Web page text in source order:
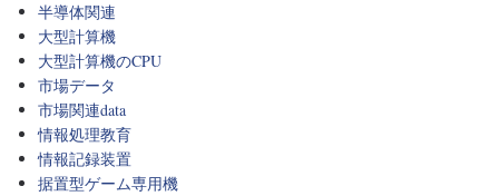
半導体関連
大型計算機
大型計算機のCPU
市場データ
市場関連data
情報処理教育
情報記録装置
据置型ゲーム専用機